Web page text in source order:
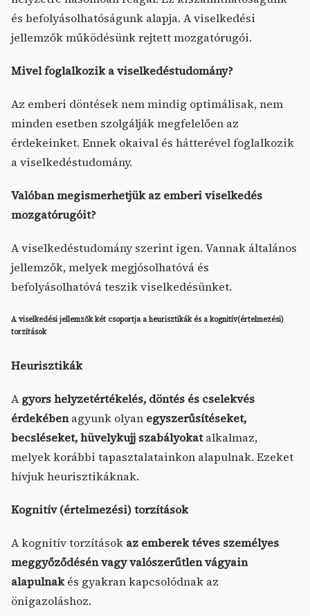
és befolyásolhatóságunk alapja. A viselkedési
jellemzők működésünk rejtett mozgatórugói.
Mivel foglalkozik a viselkedéstudomány?
Az emberi döntések nem mindig optimálisak, nem
minden esetben szolgálják megfelelően az
érdekeinket. Ennek okaival és hátterével foglalkozik
a viselkedéstudomány.
Valóban megismerhetjük az emberi viselkedés
mozgatórugóit?
A viselkedéstudomány szerint igen. Vannak általános
jellemzők, melyek megjósolhatóvá és
befolyásolhatóvá teszik viselkedésünket.
A viselkedési jellemzők két csoportja a heurisztikák és a kognitív(értelmezési)
torzítások
Heurisztikák
Agyors helyzetértékelés, döntés és cselekvés
érdekébenagyunk olyan egyszerűsítéseket,
becsléseket, hüvelykujj szabályokatalkalmaz,
melyek korábbi tapasztalatainkon alapulnak. Ezeket
hívjuk heurisztikáknak.
Kognitív (értelmezési) torzítások
A kognitív torzítások az emberek téves személyes
meggyőződésén vagy valószerűtlen vágyain
alapulnakés gyakran kapcsolódnak az
önigazoláshoz.